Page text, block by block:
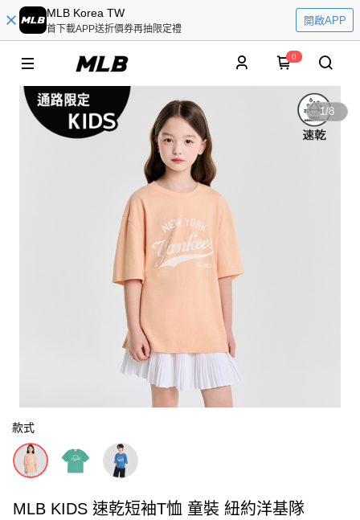
MLB Korea TW
首下載APP送折價券再抽限定禮
開啟APP
0
1/8
款式
MLB KIDS 速乾短袖T恤 童裝 紐約洋基隊